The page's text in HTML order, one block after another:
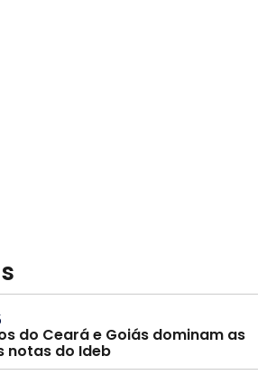
do Ceará e Goiás dominam as
notas do Ideb